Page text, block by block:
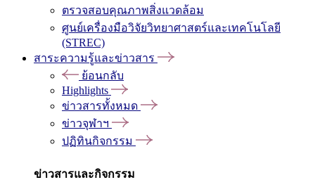
ตรวจสอบคุณภาพสิ่งแวดล้อม
ศูนย์เครื่องมือวิจัยวิทยาศาสตร์และเทคโนโลยี
(STREC)
สาระความรู้และข่าวสาร
ย้อนกลับ
Highlights
ข่าวสารทั้งหมด
ข่าวจุฬาฯ
ปฏิทินกิจกรรม
ข่าวสารและกิจกรรม